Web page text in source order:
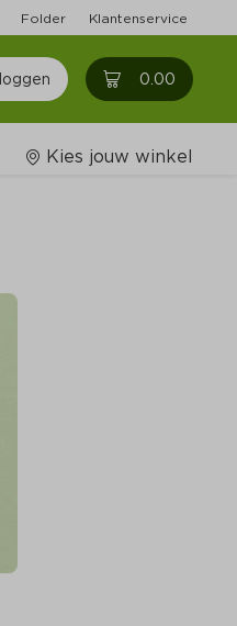
Folder Klantenservice
0.00 0
Kies jouw winkel